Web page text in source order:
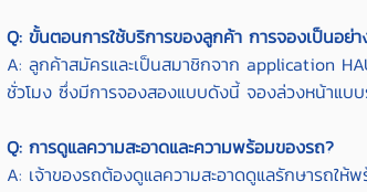
Q: ขั้นตอนการใช้บริการของลูกค้า การจองเป็นอย่า
A: ลูกค้าสมัครและเป็นสมาชิกจาก application
ชั่วโมง ซึ่งมีการจองสองแบบดังนี้ จองล่วงหน้าแบ
Q: การดูแลความสะอาดและความพร้อมของรถ?
A: เจ้าของรถต้องดูแลความสะอาดดูแลรักษารถให้